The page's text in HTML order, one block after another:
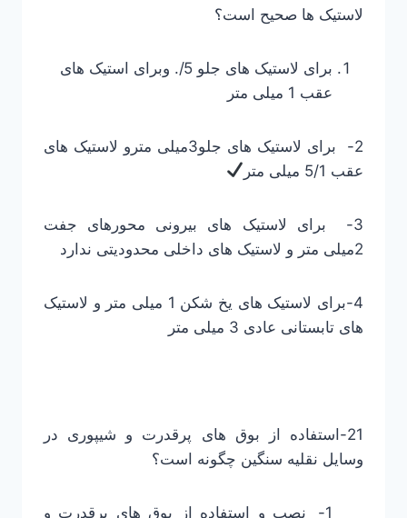
لاستیک ها صحیح است؟
برای لاستیک های جلو 5/. وبرای استیک های
عقب 1 میلی متر
2- برای لاستیک های جلو3میلی مترو لاستیک های
عقب 5/1 میلی متر
3- برای لاستیک های بیرونی محورهای جفت
2میلی متر و لاستیک های داخلی محدودیتی ندارد
4-برای لاستیک های یخ شکن 1 میلی متر و لاستیک
های تابستانی عادی 3 میلی متر
21-استفاده از بوق های پرقدرت و شیپوری در
وسایل نقلیه سنگین چگونه است؟
1- نصب و استفاده از بوق های پرقدرت و